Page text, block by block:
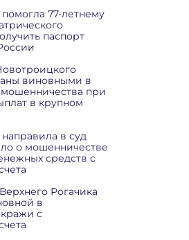
77-летнему
паспорт
виновными в
при
в крупном
в суд
о мошенничестве
средств с
Рогачика
в
с